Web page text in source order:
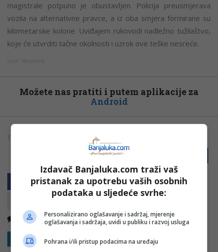
magistrale potpuno je obustavljen. Policija preusmjerava
vozila na alternativne pravce, a iz oba smjera formirane su
kilometarske kolone. Uviđajem rukovodi nadležno tužilaštvo,
koje će utvrditi tačne okolnosti i uzrok ove teške nesreće.
Možete nas pratiti i putem aplikacije za
Android
TAGOVI: SAOBRAĆAJNA NESREĆA
Kopirati
Nema komentara
Sakrij sve komentare Prikaži komentare
Izdavač Banjaluka.com traži vaš
pristanak za upotrebu vaših osobnih
podataka u sljedeće svrhe:
Personalizirano oglašavanje i sadržaj, mjerenje
oglašavanja i sadržaja, uvidi u publiku i razvoj usluga
Pohrana i/ili pristup podacima na uređaju